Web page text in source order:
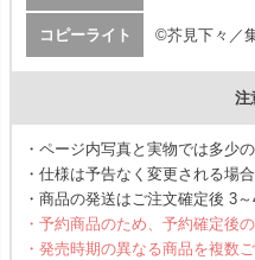
コピーライト ©芥見下々／
注
・ページ内写真と実物では多少
・仕様は予告なく変更される場
・商品の発送はご注文確定後 3
・予約商品のため、予約確定後
・発売時期の異なる商品を複数